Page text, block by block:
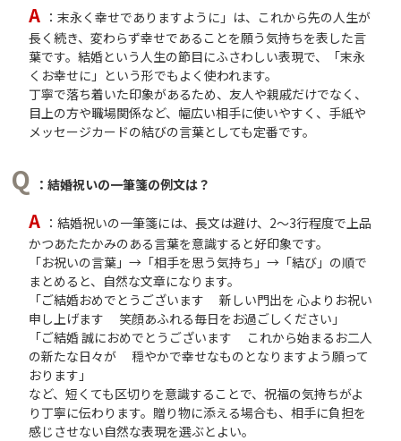
A ：末永く幸せでありますように」は、これから先の人生が
長く続き、変わらず幸せであることを願う気持ちを表した言
葉です。結婚という人生の節目にふさわしい表現で、「末永
くお幸せに」という形でもよく使われます。
丁寧で落ち着いた印象があるため、友人や親戚だけでなく、
目上の方や職場関係など、幅広い相手に使いやすく、手紙や
メッセージカードの結びの言葉としても定番です。
Q ：結婚祝いの一筆箋の例文は？
A ：結婚祝いの一筆箋には、長文は避け、2～3行程度で上品
かつあたたかみのある言葉を意識すると好印象です。
「お祝いの言葉」→「相手を思う気持ち」→「結び」の順で
まとめると、自然な文章になります。
「ご結婚おめでとうございます 新しい門出を 心よりお祝い
申し上げます 笑顔あふれる毎日をお過ごしください」
「ご結婚 誠におめでとうございます これから始まるお二人
の新たな日々が 穏やかで幸せなものとなりますよう願って
おります」
など、短くても区切りを意識することで、祝福の気持ちがよ
り丁寧に伝わります。贈り物に添える場合も、相手に負担を
感じさせない自然な表現を選ぶとよい。